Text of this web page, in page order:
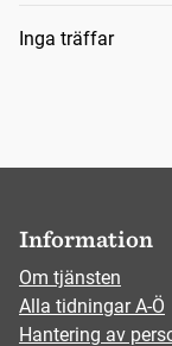
Inga träffar
Information
Om tjänsten
Alla tidningar A-Ö
Hantering av